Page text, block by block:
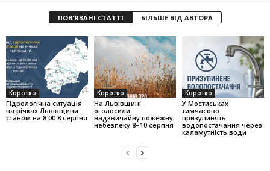
ПОВ'ЯЗАНІ СТАТТІ БІЛЬШЕ ВІД АВТОРА
Коротко
Гідрологічна ситуація
на річках Львівщини
станом на 8:00 8 серпня
Коротко
На Львівщині
оголосили
надзвичайну пожежну
небезпеку 8–10 серпня
Коротко
У Мостиськах
тимчасово
призупинять
водопостачання через
каламутність води